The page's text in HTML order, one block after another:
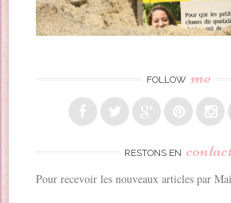
FOLLOW me
RESTONS EN
Pour recevoir les nouveaux articles par